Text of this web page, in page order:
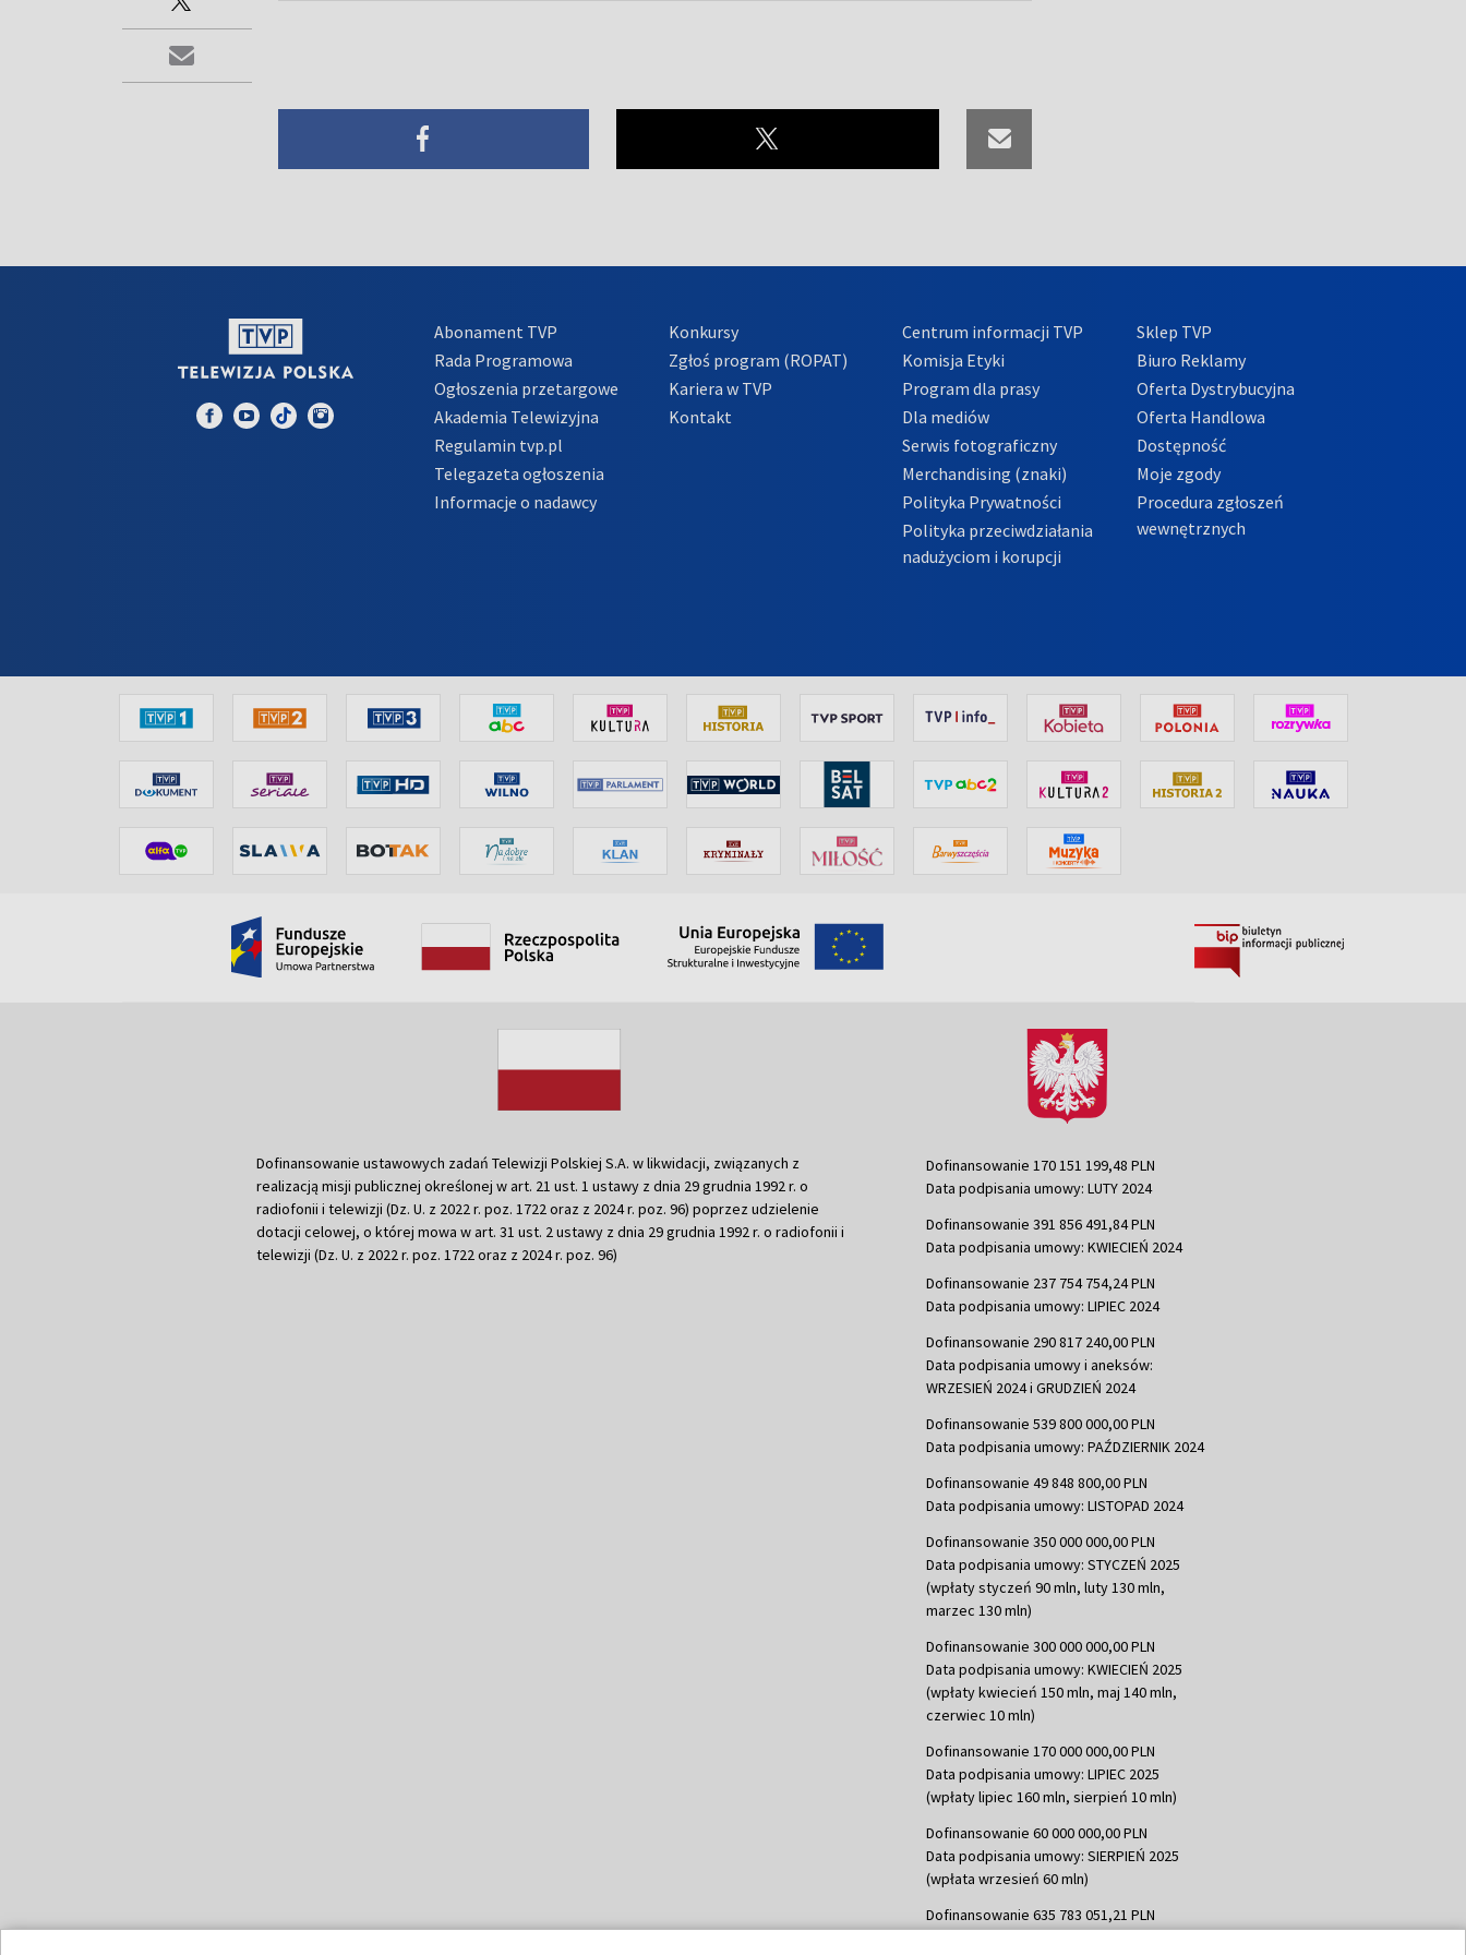
Abonament TVP
Rada Programowa
Ogłoszenia przetargowe
Akademia Telewizyjna
Regulamin tvp.pl
Telegazeta ogłoszenia
Informacje o nadawcy
Konkursy
Zgłoś program (ROPAT)
Kariera w TVP
Kontakt
Centrum informacji TVP
Komisja Etyki
Program dla prasy
Dla mediów
Serwis fotograficzny
Merchandising (znaki)
Polityka Prywatności
Polityka przeciwdziałania
nadużyciom i korupcji
Sklep TVP
Biuro Reklamy
Oferta Dystrybucyjna
Oferta Handlowa
Dostępność
Moje zgody
Procedura zgłoszeń
wewnętrznych
Dofinansowanie ustawowych zadań Telewizji Polskiej S.A. w likwidacji, związanych z
realizacją misji publicznej określonej w art. 21 ust. 1 ustawy z dnia 29 grudnia 1992 r. o
radiofonii i telewizji (Dz. U. z 2022 r. poz. 1722 oraz z 2024 r. poz. 96) poprzez udzielenie
dotacji celowej, o której mowa w art. 31 ust. 2 ustawy z dnia 29 grudnia 1992 r. o radiofonii i
telewizji (Dz. U. z 2022 r. poz. 1722 oraz z 2024 r. poz. 96)
Dofinansowanie 170 151 199,48 PLN
Data podpisania umowy: LUTY 2024
Dofinansowanie 391 856 491,84 PLN
Data podpisania umowy: KWIECIEŃ 2024
Dofinansowanie 237 754 754,24 PLN
Data podpisania umowy: LIPIEC 2024
Dofinansowanie 290 817 240,00 PLN
Data podpisania umowy i aneksów:
WRZESIEŃ 2024 i GRUDZIEŃ 2024
Dofinansowanie 539 800 000,00 PLN
Data podpisania umowy: PAŹDZIERNIK 2024
Dofinansowanie 49 848 800,00 PLN
Data podpisania umowy: LISTOPAD 2024
Dofinansowanie 350 000 000,00 PLN
Data podpisania umowy: STYCZEŃ 2025
(wpłaty styczeń 90 mln, luty 130 mln,
marzec 130 mln)
Dofinansowanie 300 000 000,00 PLN
Data podpisania umowy: KWIECIEŃ 2025
(wpłaty kwiecień 150 mln, maj 140 mln,
czerwiec 10 mln)
Dofinansowanie 170 000 000,00 PLN
Data podpisania umowy: LIPIEC 2025
(wpłaty lipiec 160 mln, sierpień 10 mln)
Dofinansowanie 60 000 000,00 PLN
Data podpisania umowy: SIERPIEŃ 2025
(wpłata wrzesień 60 mln)
Dofinansowanie 635 783 051,21 PLN